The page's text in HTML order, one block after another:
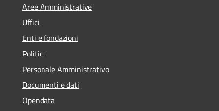
Aree Amministrative
Uffici
Enti e fondazioni
Politici
Personale Amministrativo
Documenti e dati
Opendata